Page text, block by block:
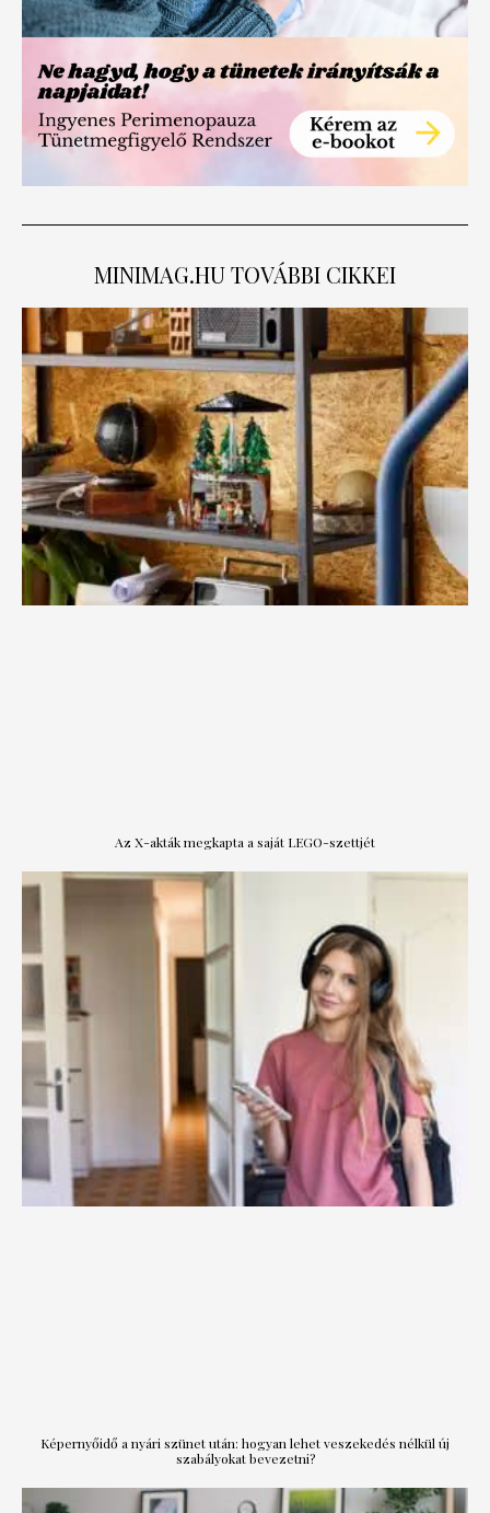
MINIMAG.HUTOVÁBBI CIKKEI
Az X-akták megkapta a saját LEGO-szettjét
Képernyőidő a nyári szünet után: hogyan lehet veszekedés nélkül új
szabályokat bevezetni?